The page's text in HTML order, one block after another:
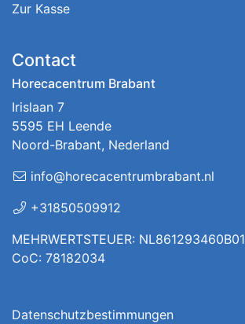
Zur Kasse
Contact
Horecacentrum Brabant
Irislaan 7
5595 EH Leende
Noord-Brabant, Nederland
info@horecacentrumbrabant.nl
+31850509912
MEHRWERTSTEUER: NL861293460B01
CoC: 78182034
Datenschutzbestimmungen